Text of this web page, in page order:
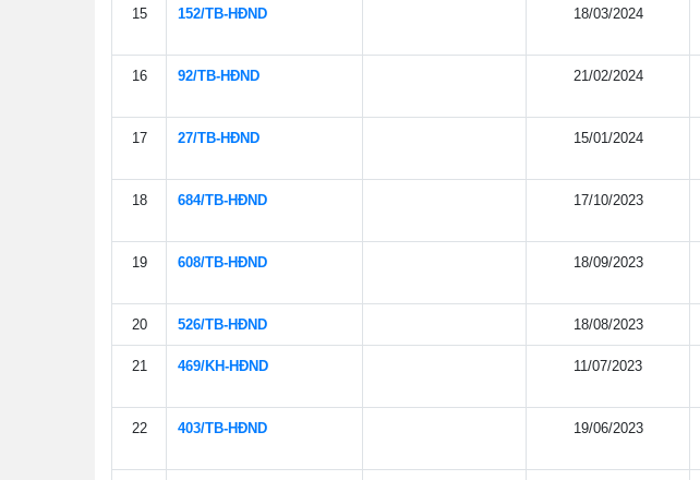
15 152/TB-HÐND 18/03/2024
16 92/TB-HÐND 21/02/2024
17 27/TB-HÐND 15/01/2024
18 684/TB-HÐND 17/10/2023
19 608/TB-HÐND 18/09/2023
20 526/TB-HÐND 18/08/2023
21 469/KH-HÐND 11/07/2023
22 403/TB-HÐND 19/06/2023